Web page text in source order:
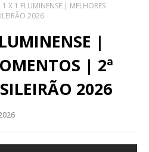
X 1 FLUMINENSE | MELHORES
2026
|
| 2ª
2026